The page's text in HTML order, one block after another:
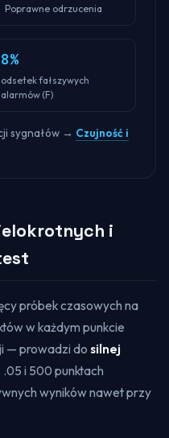
Poprawne odrzucenia
8%
odsetek fałszywych
alarmów (F)
sygnałów → Czujność i
i
próbek czasowych na
w każdym punkcie
— prowadzi do silnej
.05 i 500 punktach
wyników nawet przy